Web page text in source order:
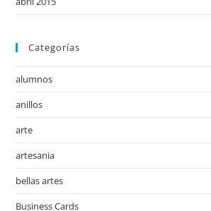
Categorías
alumnos
anillos
arte
artesania
bellas artes
Business Cards